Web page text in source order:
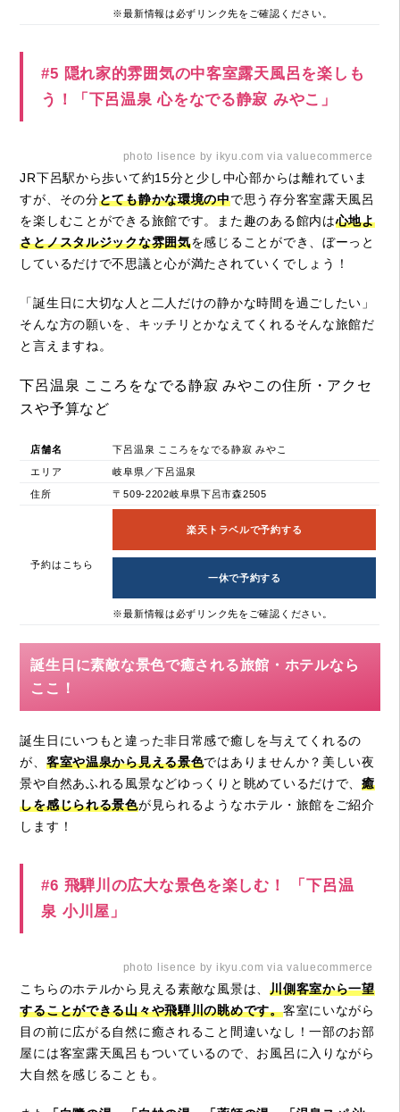
※最新情報は必ずリンク先をご確認ください。
#5 隠れ家的雰囲気の中客室露天風呂を楽しも
う！「下呂温泉 心をなでる静寂 みやこ」
photo lisence by ikyu.com via valuecommerce
JR下呂駅から歩いて約15分と少し中心部からは離れていま
すが、その分とても静かな環境の中で思う存分客室露天風呂
を楽しむことができる旅館です。また趣のある館内は心地よ
さとノスタルジックな雰囲気を感じることができ、ぼーっと
しているだけで不思議と心が満たされていくでしょう！
「誕生日に大切な人と二人だけの静かな時間を過ごしたい」
そんな方の願いを、キッチリとかなえてくれるそんな旅館だ
と言えますね。
下呂温泉 こころをなでる静寂 みやこの住所・アクセ
スや予算など
店舗名 下呂温泉 こころをなでる静寂 みやこ
エリア 岐阜県／下呂温泉
住所 〒509-2202岐阜県下呂市森2505
予約はこちら
楽天トラベルで予約する
一休で予約する
※最新情報は必ずリンク先をご確認ください。
誕生日に素敵な景色で癒される旅館・ホテルなら
ここ！
誕生日にいつもと違った非日常感で癒しを与えてくれるの
が、 客室や温泉から見える景色ではありませんか？美しい夜
景や自然あふれる風景などゆっくりと眺めているだけで、癒
しを感じられる景色が見られるようなホテル・旅館をご紹介
します！
#6 飛騨川の広大な景色を楽しむ！ 「下呂温
泉 小川屋」
photo lisence by ikyu.com via valuecommerce
こちらのホテルから見える素敵な風景は、川側客室から一望
することができる山々や飛騨川の眺めです。客室にいながら
目の前に広がる自然に癒されること間違いなし！一部のお部
屋には客室露天風呂もついているので、お風呂に入りながら
大自然を感じることも。